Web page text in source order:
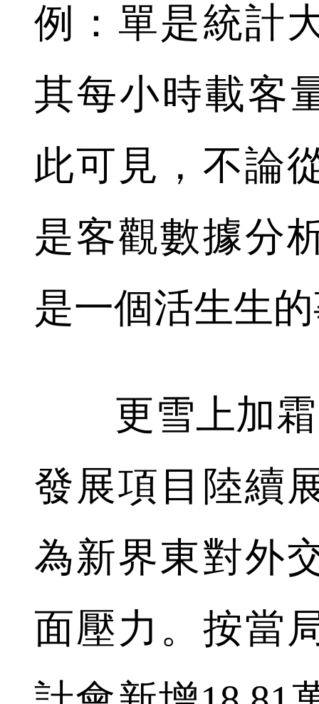
例：單是統計
其每小時載客
此可見，不論
是客觀數據分
是一個活生生
更雪上加霜
發展項目陸續
為新界東對外
面壓力。按當